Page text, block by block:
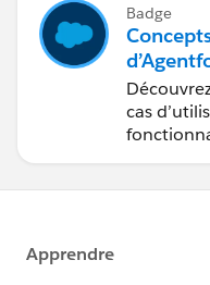
Badge
m
cas